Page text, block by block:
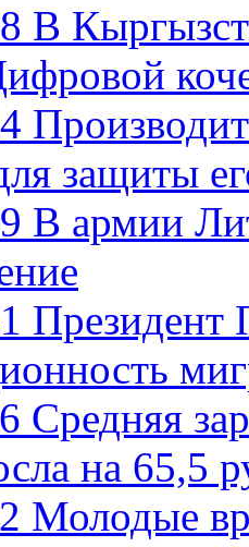
В
защиты
В армии
Президент
Средняя
на 65,5
Молодые